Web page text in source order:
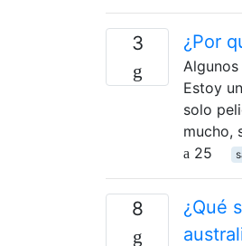
3 ¿Por
Estoy
solo
mucho,
25
8
¿Qué